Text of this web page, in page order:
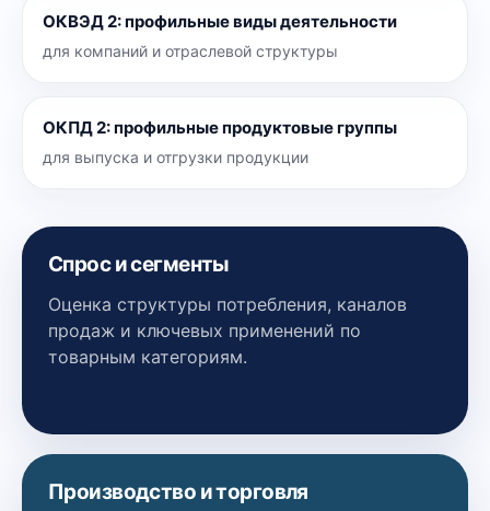
ОКВЭД 2:профильные виды деятельности
для компаний и отраслевой структуры
ОКПД 2:профильные продуктовые группы
для выпуска и отгрузки продукции
Спрос и сегменты
Оценка структуры потребления, каналов
продаж и ключевых применений по
товарным категориям.
Производство и торговля